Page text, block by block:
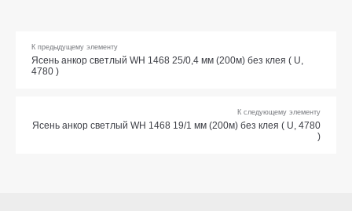
К предыдущему элементу
Ясень анкор светлый WH 1468 25/0,4 мм (200м) без клея ( U,
4780 )
К следующему элементу
Ясень анкор светлый WH 1468 19/1 мм (200м) без клея ( U, 4780
)